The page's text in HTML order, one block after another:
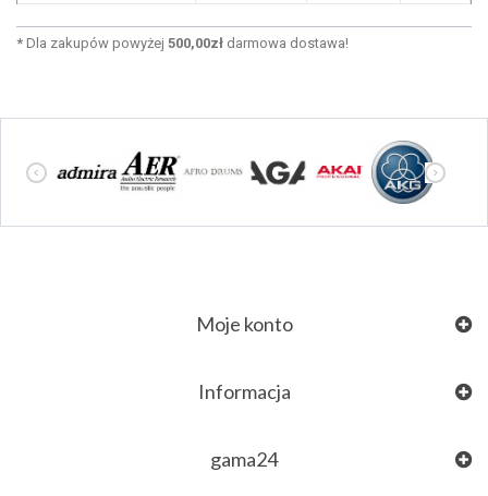
* Dla zakupów powyżej 500,00zł darmowa dostawa!
Moje konto
Informacja
gama24